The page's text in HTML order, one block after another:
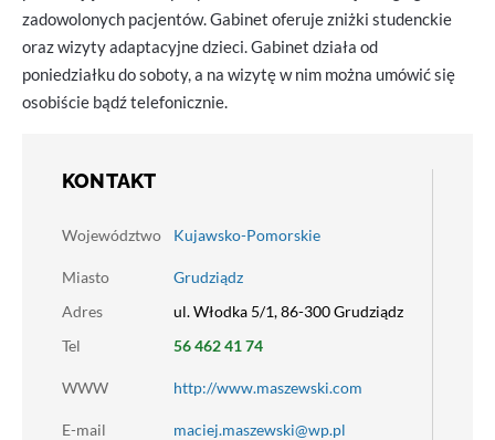
zadowolonych pacjentów. Gabinet oferuje zniżki studenckie
oraz wizyty adaptacyjne dzieci. Gabinet działa od
poniedziałku do soboty, a na wizytę w nim można umówić się
osobiście bądź telefonicznie.
KONTAKT
Województwo Kujawsko-Pomorskie
Miasto
Grudziądz
Adres
ul. Włodka 5/1, 86-300 Grudziądz
Tel
56 462 41 74
WWW http://www.maszewski.com
E-mail maciej.maszewski@wp.pl